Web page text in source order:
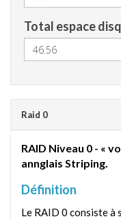
Total espace
Raid 0
RAID Niveau 0 - «
annglais Striping.
Définition
Le RAID 0 consiste à